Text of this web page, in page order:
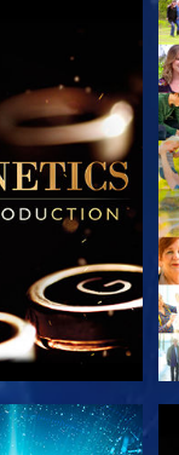
LES SÉRIES